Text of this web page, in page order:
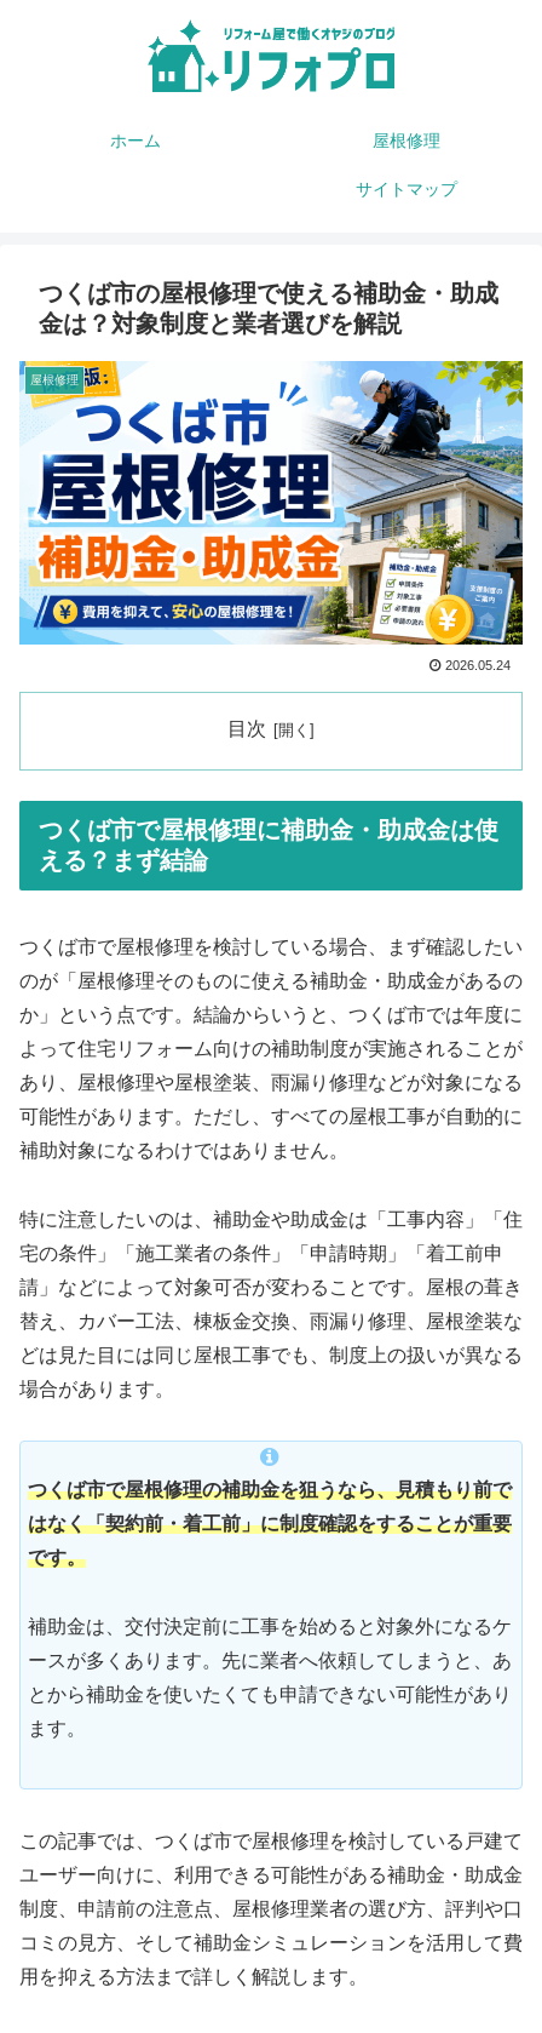
ホーム 屋根修理
サイトマップ
つくば市の屋根修理で使える補助金・助成
金は？対象制度と業者選びを解説
屋根修理
2026.05.24
目次
つくば市で屋根修理に補助金・助成金は使
える？まず結論
つくば市で屋根修理を検討している場合、まず確認したい
のが「屋根修理そのものに使える補助金・助成金があるの
か」という点です。結論からいうと、つくば市では年度に
よって住宅リフォーム向けの補助制度が実施されることが
あり、屋根修理や屋根塗装、雨漏り修理などが対象になる
可能性があります。ただし、すべての屋根工事が自動的に
補助対象になるわけではありません。
特に注意したいのは、補助金や助成金は「工事内容」「住
宅の条件」「施工業者の条件」「申請時期」「着工前申
請」などによって対象可否が変わることです。屋根の葺き
替え、カバー工法、棟板金交換、雨漏り修理、屋根塗装な
どは見た目には同じ屋根工事でも、制度上の扱いが異なる
場合があります。
つくば市で屋根修理の補助金を狙うなら、見積もり前で
はなく「契約前・着工前」に制度確認をすることが重要
です。
補助金は、交付決定前に工事を始めると対象外になるケ
ースが多くあります。先に業者へ依頼してしまうと、あ
とから補助金を使いたくても申請できない可能性があり
ます。
この記事では、つくば市で屋根修理を検討している戸建て
ユーザー向けに、利用できる可能性がある補助金・助成金
制度、申請前の注意点、屋根修理業者の選び方、評判や口
コミの見方、そして補助金シミュレーションを活用して費
用を抑える方法まで詳しく解説します。